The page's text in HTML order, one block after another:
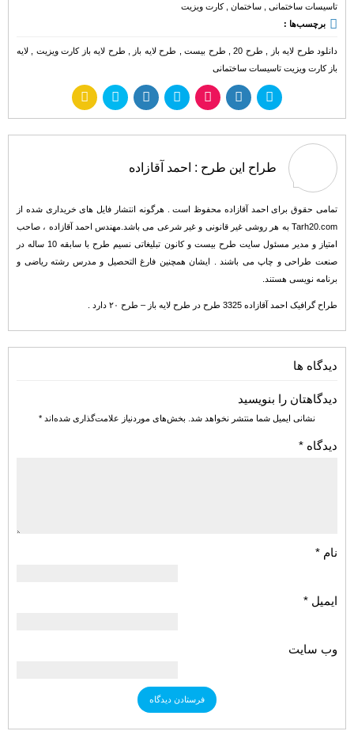
تاسیسات ساختمانی ساختمان ,کارت ویزیت
برچسب‌ها :
دانلود طرح لایه باز طرح 20 , طرح بیست, طرح لایه باز طرح لایه باز کارت ویزیت
لایه
باز کارت ویزیت تاسیسات ساختمانی
طراح این طرح : احمد آقازاده
تمامی حقوق برای احمد آقازاده محفوظ است . هرگونه انتشار فایل های خریداری شده از
Tarh20.com به هر روشی غیر قانونی و غیر شرعی می باشد.مهندس احمد آقازاده ، صاحب
امتیاز و مدیر مسئول سایت طرح بیست و کانون تبلیغاتی نسیم طرح با سابقه 10 ساله در
صنعت طراحی و چاپ می باشند . ایشان همچنین فارغ التحصیل و مدرس رشته ریاضی و
برنامه نویسی هستند.
طراح گرافیک احمد آقازاده 3325 طرح در طرح لایه باز – طرح ۲۰ دارد .
دیدگاه ها
دیدگاهتان را بنویسید
نشانی ایمیل شما منتشر نخواهد شد. بخش‌های موردنیاز علامت‌گذاری شده‌اند *
دیدگاه *
نام *
ایمیل *
وب‌ سایت